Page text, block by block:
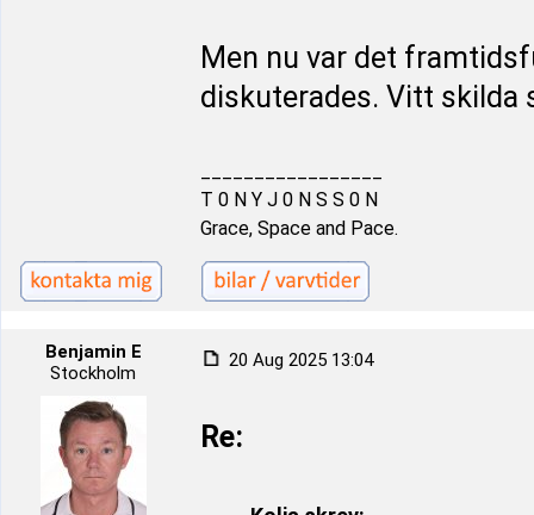
Men nu var det
diskuterades. Vitt skilda
T 0 N Y J 0 N S S 0 N
Grace, Space and Pace.
Benjamin E
Stockholm
20 Aug 2025 13:04
Re: